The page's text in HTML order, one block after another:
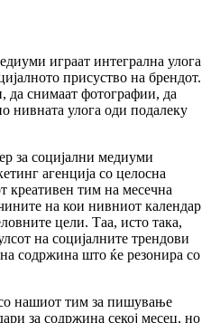
играат интегрална улога
присуство на брендот.
снимаат фотографии, да
нивната улога оди подалеку
за социјални медиуми
агенција со целосна
креативен тим на месечна
на кои нивниот календар
цели. Таа, исто така,
на социјалните трендови
содржина што ќе резонира со
нашиот тим за пишување
за содржина секој месец, но